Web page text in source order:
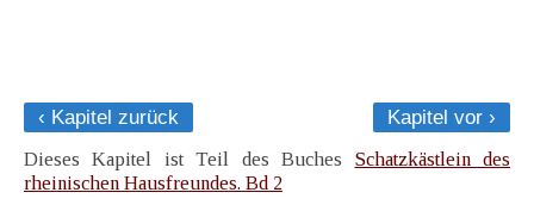
‹ Kapitel zurück
Kapitel vor ›
Dieses Kapitel ist Teil des Buches Schatzkästlein des
rheinischen Hausfreundes. Bd 2